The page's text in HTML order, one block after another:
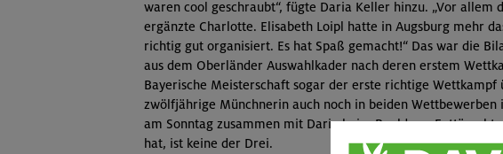
waren cool geschraubt“, fügte Daria Keller hinzu. „Vor allem
ergänzte Charlotte. Elisabeth Loipl hatte in Augsburg mehr
richtig gut organisiert. Es hat Spaß gemacht!“ Das war die
aus dem Oberländer Auswahlkader nach deren erstem
Bayerische Meisterschaft sogar der erste richtige Wettkampf
zwölfjährige Münchnerin auch noch in beiden Wettbewerben
am Sonntag zusammen mit Daria beim Bouldern.
hat, ist keine der Drei.